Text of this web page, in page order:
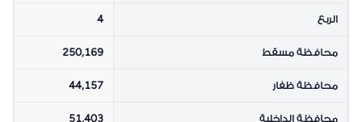
الربع 4
محافظة مسقط 250,169
محافظة ظفار 44,157
محافظة الداخلية 51,403